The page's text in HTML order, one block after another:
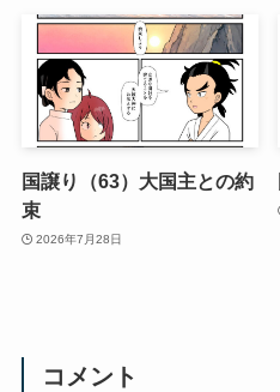
国譲り（63）大国主との約
束
2026年7月28日
コメント